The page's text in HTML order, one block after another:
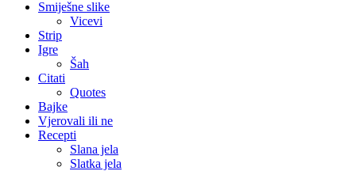
Smiješne slike
Vicevi
Strip
Igre
Šah
Citati
Quotes
Bajke
Vjerovali ili ne
Recepti
Slana jela
Slatka jela